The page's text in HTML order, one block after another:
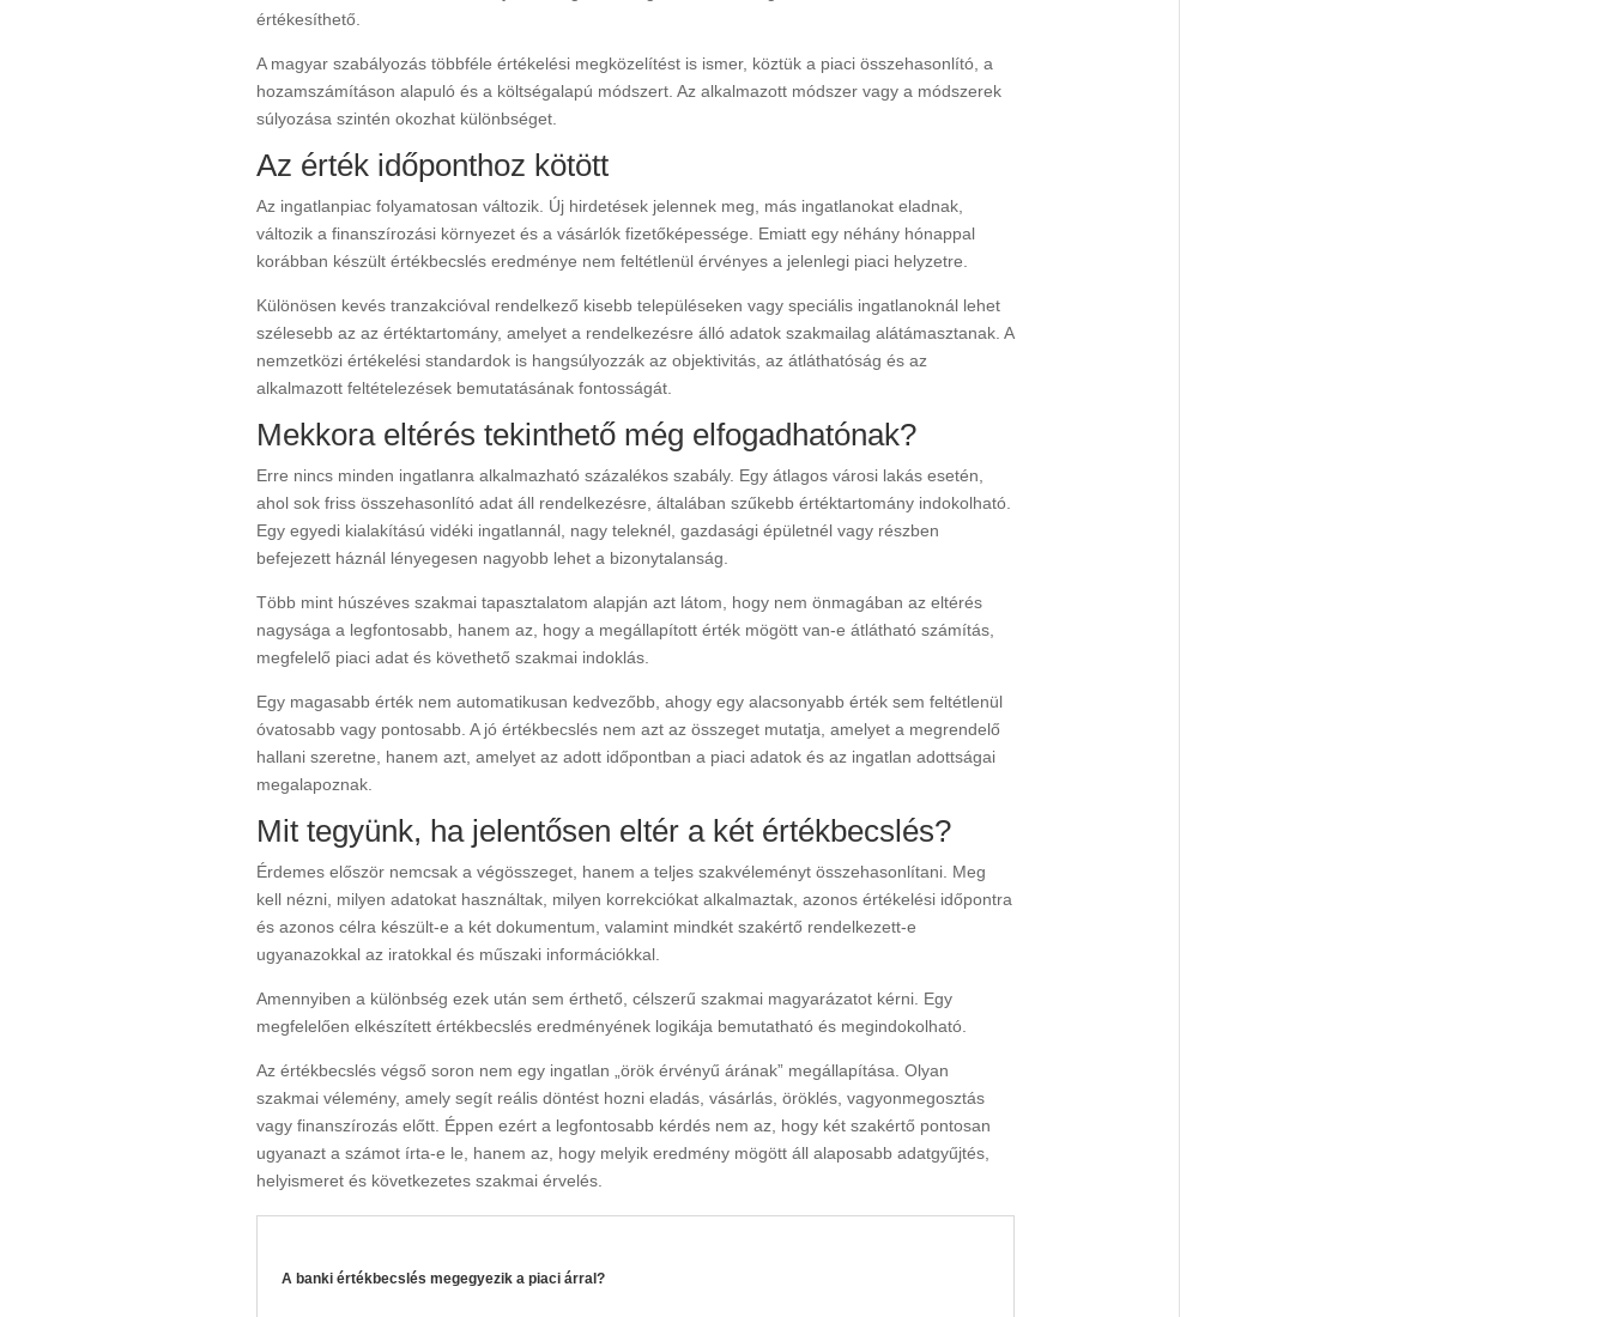
értékesíthető.
A magyar szabályozás többféle értékelési megközelítést is ismer, köztük a piaci összehasonlító, a
hozamszámításon alapuló és a költségalapú módszert. Az alkalmazott módszer vagy a módszerek
súlyozása szintén okozhat különbséget.
Az érték időponthoz kötött
Az ingatlanpiac folyamatosan változik. Új hirdetések jelennek meg, más ingatlanokat eladnak,
változik a finanszírozási környezet és a vásárlók fizetőképessége. Emiatt egy néhány hónappal
korábban készült értékbecslés eredménye nem feltétlenül érvényes a jelenlegi piaci helyzetre.
Különösen kevés tranzakcióval rendelkező kisebb településeken vagy speciális ingatlanoknál lehet
szélesebb az az értéktartomány, amelyet a rendelkezésre álló adatok szakmailag alátámasztanak. A
nemzetközi értékelési standardok is hangsúlyozzák az objektivitás, az átláthatóság és az
alkalmazott feltételezések bemutatásának fontosságát.
Mekkora eltérés tekinthető még elfogadhatónak?
Erre nincs minden ingatlanra alkalmazható százalékos szabály. Egy átlagos városi lakás esetén,
ahol sok friss összehasonlító adat áll rendelkezésre, általában szűkebb értéktartomány indokolható.
Egy egyedi kialakítású vidéki ingatlannál, nagy teleknél, gazdasági épületnél vagy részben
befejezett háznál lényegesen nagyobb lehet a bizonytalanság.
Több mint húszéves szakmai tapasztalatom alapján azt látom, hogy nem önmagában az eltérés
nagysága a legfontosabb, hanem az, hogy a megállapított érték mögött van-e átlátható számítás,
megfelelő piaci adat és követhető szakmai indoklás.
Egy magasabb érték nem automatikusan kedvezőbb, ahogy egy alacsonyabb érték sem feltétlenül
óvatosabb vagy pontosabb. A jó értékbecslés nem azt az összeget mutatja, amelyet a megrendelő
hallani szeretne, hanem azt, amelyet az adott időpontban a piaci adatok és az ingatlan adottságai
megalapoznak.
Mit tegyünk, ha jelentősen eltér a két értékbecslés?
Érdemes először nemcsak a végösszeget, hanem a teljes szakvéleményt összehasonlítani. Meg
kell nézni, milyen adatokat használtak, milyen korrekciókat alkalmaztak, azonos értékelési időpontra
és azonos célra készült-e a két dokumentum, valamint mindkét szakértő rendelkezett-e
ugyanazokkal az iratokkal és műszaki információkkal.
Amennyiben a különbség ezek után sem érthető, célszerű szakmai magyarázatot kérni. Egy
megfelelően elkészített értékbecslés eredményének logikája bemutatható és megindokolható.
Az értékbecslés végső soron nem egy ingatlan „örök érvényű árának” megállapítása. Olyan
szakmai vélemény, amely segít reális döntést hozni eladás, vásárlás, öröklés, vagyonmegosztás
vagy finanszírozás előtt. Éppen ezért a legfontosabb kérdés nem az, hogy két szakértő pontosan
ugyanazt a számot írta-e le, hanem az, hogy melyik eredmény mögött áll alaposabb adatgyűjtés,
helyismeret és következetes szakmai érvelés.
A banki értékbecslés megegyezik a piaci árral?